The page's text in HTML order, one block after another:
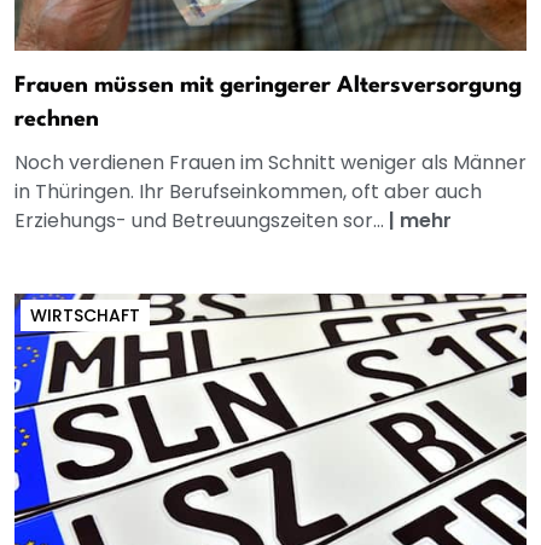
Frauen müssen mit geringerer Altersversorgung
rechnen
Noch verdienen Frauen im Schnitt weniger als Männer
in Thüringen. Ihr Berufseinkommen, oft aber auch
Erziehungs- und Betreuungszeiten sor... | mehr
WIRTSCHAFT